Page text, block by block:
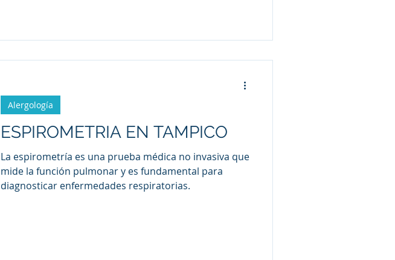
este fenómeno y las estrategias efec
ESPIROMETRIA EN TAMPICO
La espirometría es una prueba médica no invasiva que
mide la función pulmonar y es fundamental para
diagnosticar enfermedades respiratorias.
Alergología